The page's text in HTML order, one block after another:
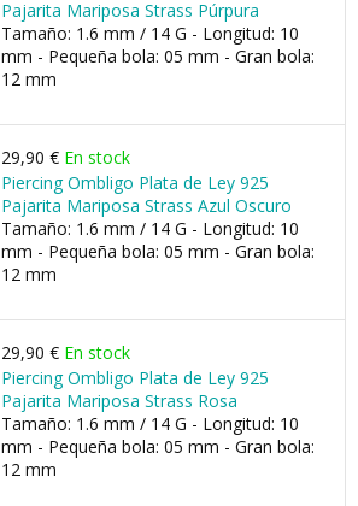
Pajarita Mariposa Strass Púrpura
Tamaño: 1.6 mm / 14 G - Longitud: 10
mm - Pequeña bola: 05 mm - Gran bola:
12 mm
29,90 € En stock
Piercing Ombligo Plata de Ley 925
Pajarita Mariposa Strass Azul Oscuro
Tamaño: 1.6 mm / 14 G - Longitud: 10
mm - Pequeña bola: 05 mm - Gran bola:
12 mm
29,90 € En stock
Piercing Ombligo Plata de Ley 925
Pajarita Mariposa Strass Rosa
Tamaño: 1.6 mm / 14 G - Longitud: 10
mm - Pequeña bola: 05 mm - Gran bola:
12 mm